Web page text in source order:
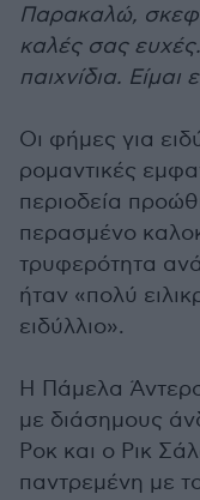
Παρακαλώ,
καλές σας
παιχνίδια. Είμαι
Οι φήμες για
ρομαντικές
περιοδεία
περασμένο
τρυφερότητα
ήταν «πολύ
ειδύλλιο».
Η Πάμελα
με διάσημους
Ροκ και ο Ρικ
παντρεμένη με